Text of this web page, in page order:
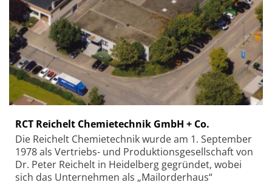
RCT Reichelt Chemietechnik GmbH + Co.
Die Reichelt Chemietechnik wurde am 1. September
1978 als Vertriebs- und Produktionsgesellschaft von
Dr. Peter Reichelt in Heidelberg gegründet, wobei
sich das Unternehmen als „Mailorderhaus“